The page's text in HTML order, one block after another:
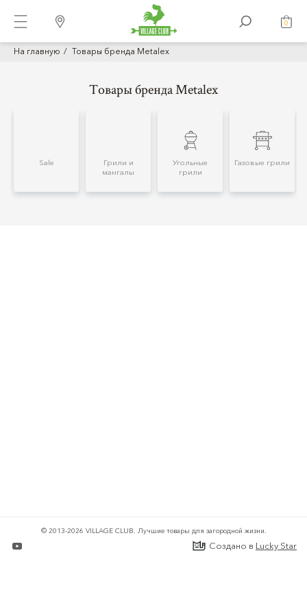
0
На главную Товары бренда Metalex
Товары бренда Metalex
Sale
Грили и
мангалы
Угольные
грили
Газовые грили
© 2013-2026 VILLAGE CLUB. Лучшие товары для загородной жизни.
Создано в Lucky Star